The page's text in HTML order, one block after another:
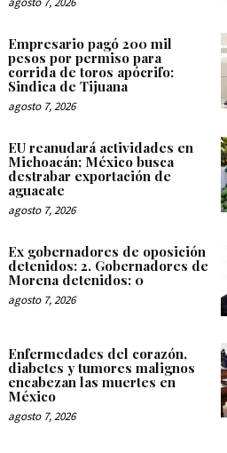
Empresario pagó 200 mil
pesos por permiso para
corrida de toros apócrifo:
Sindica de Tijuana
agosto 7, 2026
EU reanudará actividades en
Michoacán; México busca
destrabar exportación de
aguacate
agosto 7, 2026
Ex gobernadores de oposición
detenidos: 2. Gobernadores de
Morena detenidos: 0
agosto 7, 2026
Enfermedades del corazón,
diabetes y tumores malignos
encabezan las muertes en
México
agosto 7, 2026